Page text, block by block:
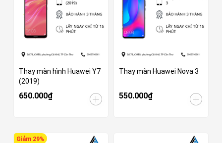
Thay màn hình Huawei Y7
(2019)
650.000₫
Thay màn Huawei Nova 3
550.000₫
Giảm 29%